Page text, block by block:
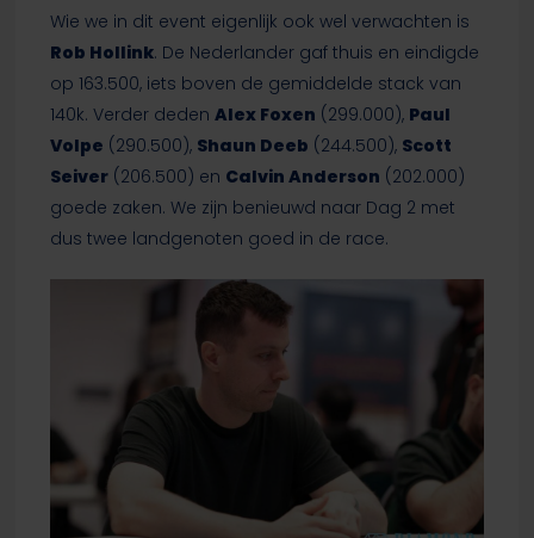
Wie we in dit event eigenlijk ook wel verwachten is
Rob Hollink. De Nederlander gaf thuis en eindigde
op 163.500, iets boven de gemiddelde stack van
140k. Verder deden Alex Foxen (299.000), Paul
Volpe (290.500), Shaun Deeb (244.500), Scott
Seiver(206.500) en Calvin Anderson (202.000)
goede zaken. We zijn benieuwd naar Dag 2 met
dus twee landgenoten goed in de race.